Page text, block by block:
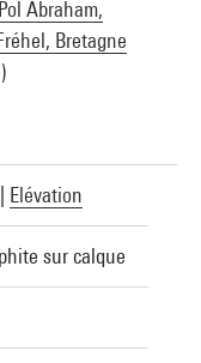
Abraham,
Bretagne
Elévation
sur calque